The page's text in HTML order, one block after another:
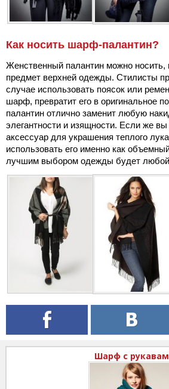
Как носить шарф-палантин?
Женственный палантин можно носить,
предмет верхней одежды. Стилисты
случае использовать поясок или
шарф, превратит его в оригинальное
палантин отлично заменит любую
элегантности и изящности. Если же
аксессуар для украшения теплого
использовать его именно как
лучшим выбором одежды будет
Шарф с